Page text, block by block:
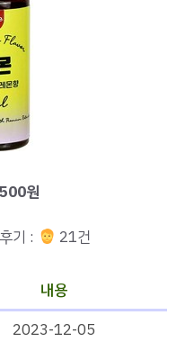
원
기 : 21건
내용
2023-12-05